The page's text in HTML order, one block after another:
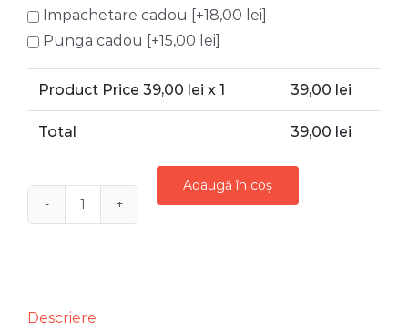
Impachetare cadou
[+18,00 lei]
Punga cadou
[+15,00 lei]
Product Price 39,00 lei x 1 39,00 lei
Total 39,00 lei
AURIU
Adaugă în coș
Descriere